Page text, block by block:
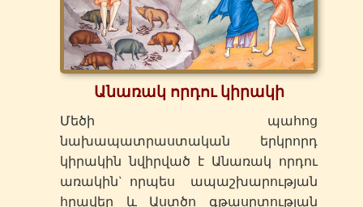
Անառակ որդու կիրակի
Մեծի պահոց
նախապատրաստական երկրորդ
կիրակին նվիրված է Անառակ որդու
առակին` որպես ապաշխարության
հրավեր և Աստծո գթասրտության